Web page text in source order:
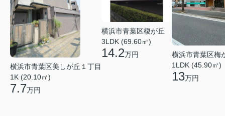
横浜市青葉区美しが丘１丁目
1K (20.10㎡)
7.7万円
横浜市青葉区榎が丘
3LDK (69.60㎡)
14.2万円
横浜市青葉区梅
1LDK (45.90㎡)
13万円